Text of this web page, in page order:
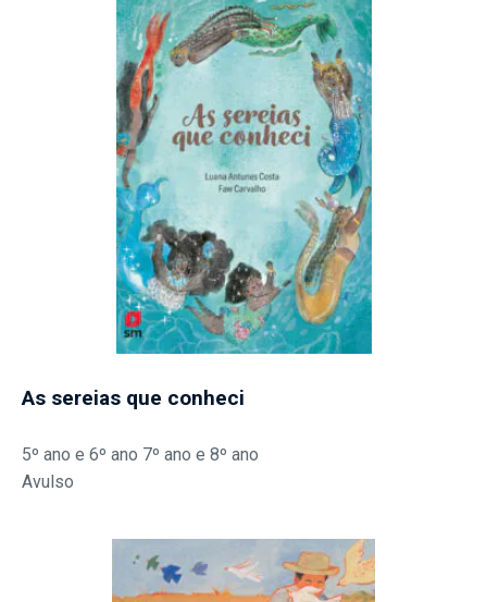
As sereias que conheci
5º ano e 6º ano 7º ano e 8º ano
Avulso